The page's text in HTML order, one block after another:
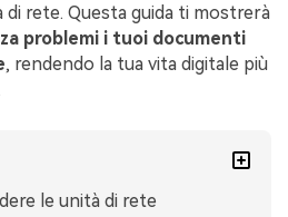
di rete. Questa guida ti mostrerà
problemi i tuoi documenti
, rendendo la tua vita digitale più
le unità di rete